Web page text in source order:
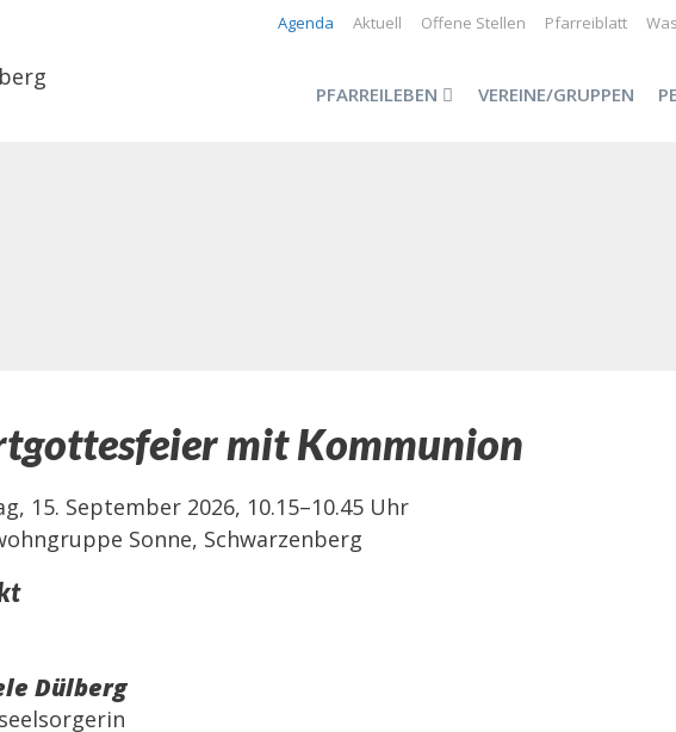
Agenda Aktuell Offene Stellen Pfarreiblatt
PFARREILEBEN VEREINE/GRUPPEN
mit Kommunion
15. September 2026, 10.15–10.45 Uhr
Sonne, Schwarzenberg
Dülberg